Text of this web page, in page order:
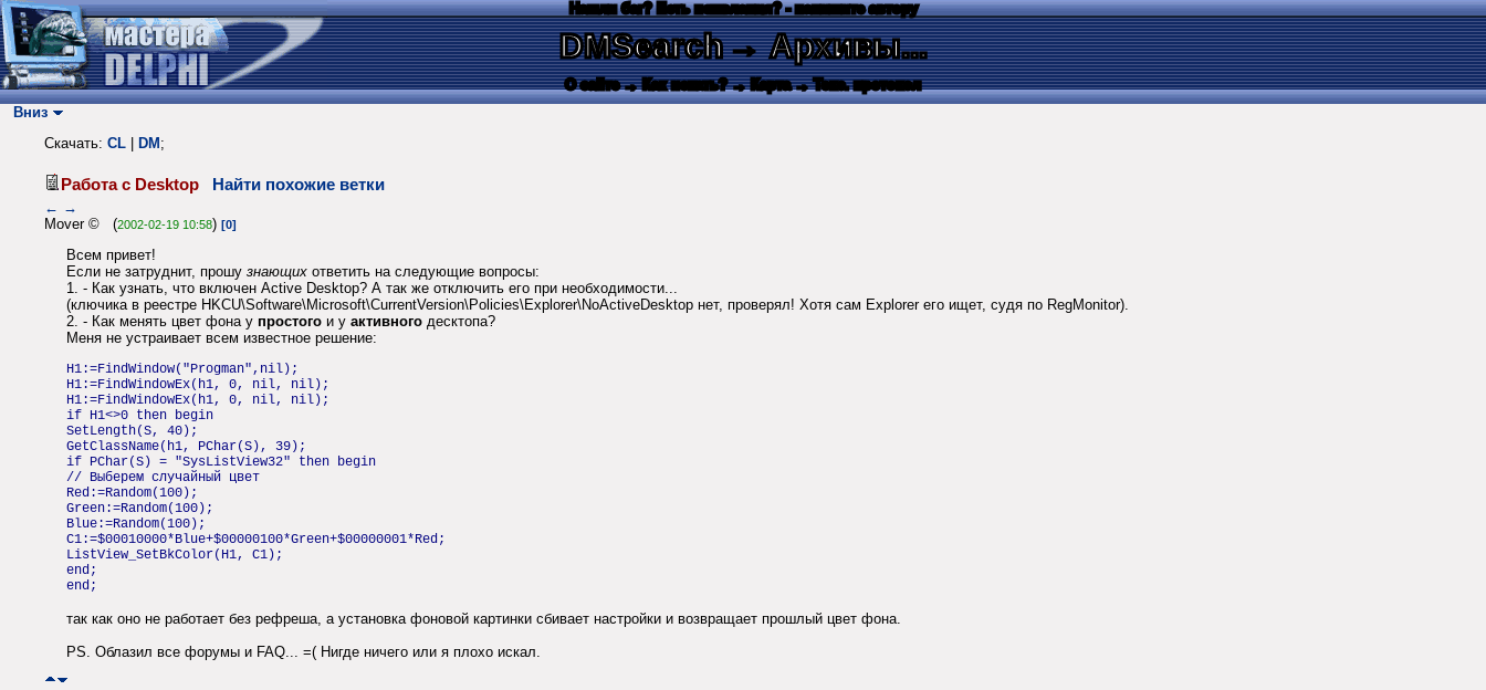
Нашли баг? Есть пожелания? - напишите автору
DMSearch→ Архивы...
О сайте → Как искать? → Карта → Текс. протокол
Вниз
Скачать: CL DM ;
Работа с Desktop Найти похожие ветки
← →
Mover © (2002-02-19 10:58) [0]
Всем привет!
Если не затруднит, прошу знающих ответить на следующие вопросы:
1. - Как узнать, что включен Active Desktop? А так же отключить его при необходимости...
(ключика в реестре HKCU\Software\Microsoft\CurrentVersion\Policies\Explorer\NoActiveDesktop нет, проверял! Хотя сам Explorer его ищет, судя по RegMonitor).
2. - Как менять цвет фона у простого и у активного десктопа?
Меня не устраивает всем известное решение:
H1:=FindWindow("Progman",nil);
H1:=FindWindowEx(h1, 0, nil, nil);
H1:=FindWindowEx(h1, 0, nil, nil);
if H1<>0 then begin
SetLength(S, 40);
GetClassName(h1, PChar(S), 39);
if PChar(S) = "SysListView32" then begin
// Выберем случайный цвет
Red:=Random(100);
Green:=Random(100);
Blue:=Random(100);
C1:=$00010000*Blue+$00000100*Green+$00000001*Red;
ListView_SetBkColor(H1, C1);
end;
end;
так как оно не работает без рефреша, а установка фоновой картинки сбивает настройки и возвращает прошлый цвет фона.
PS. Облазил все форумы и FAQ... =( Нигде ничего или я плохо искал.